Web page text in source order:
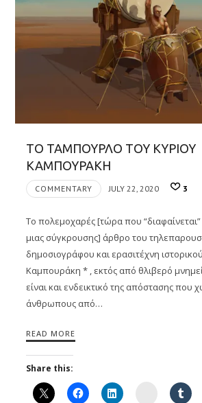
ΤΟ ΤΑΜΠΟΥΡΛΟ ΤΟΥ ΚΥΡΙΟΥ
ΚΑΜΠΟΥΡΑΚΗ
COMMENTARY JULY 22, 2020 3
Το πολεμοχαρές [τώρα που
μιας σύγκρουσης] άρθρο του
δημοσιογράφου και ερασιτέχνη
Καμπουράκη * , εκτός από θλιβερό
είναι και ενδεικτικό της απόστασης που
άνθρωπους από…
READ MORE
Share this:
Instagram